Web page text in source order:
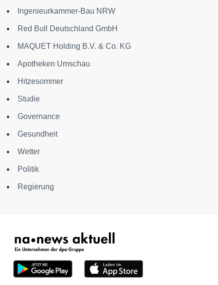
Ingenieurkammer-Bau NRW
Red Bull Deutschland GmbH
MAQUET Holding B.V. & Co. KG
Apotheken Umschau
Hitzesommer
Studie
Governance
Gesundheit
Wetter
Politik
Regierung